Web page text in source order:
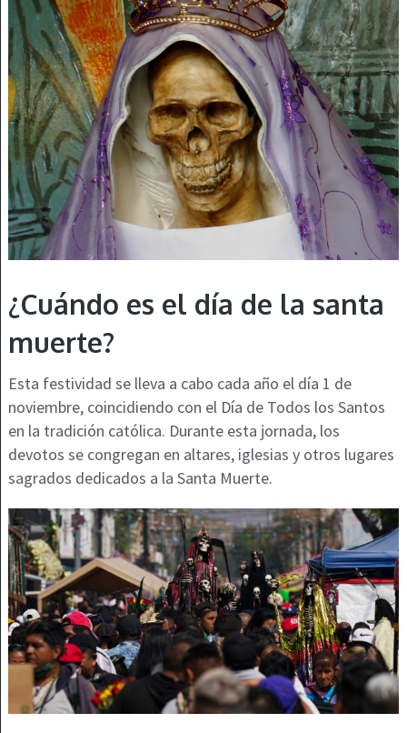
¿Cuándo es el día de la santa
muerte?
Esta festividad se lleva a cabo cada año el día 1 de
noviembre, coincidiendo con el Día de Todos los Santos
en la tradición católica. Durante esta jornada, los
devotos se congregan en altares, iglesias y otros lugares
sagrados dedicados a la Santa Muerte.